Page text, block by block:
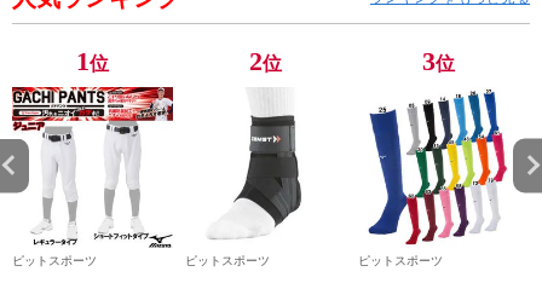
1位
ピットスポーツ
2位
ピットスポーツ
3位
ピットスポーツ